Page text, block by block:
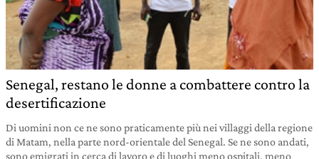
Senegal, restano le donne a combattere contro la
desertificazione
Di uomini non ce ne sono praticamente più nei villaggi della regione
di Matam, nella parte nord-orientale del Senegal. Se ne sono andati,
sono emigrati in cerca di lavoro e di luoghi meno ospitali, meno